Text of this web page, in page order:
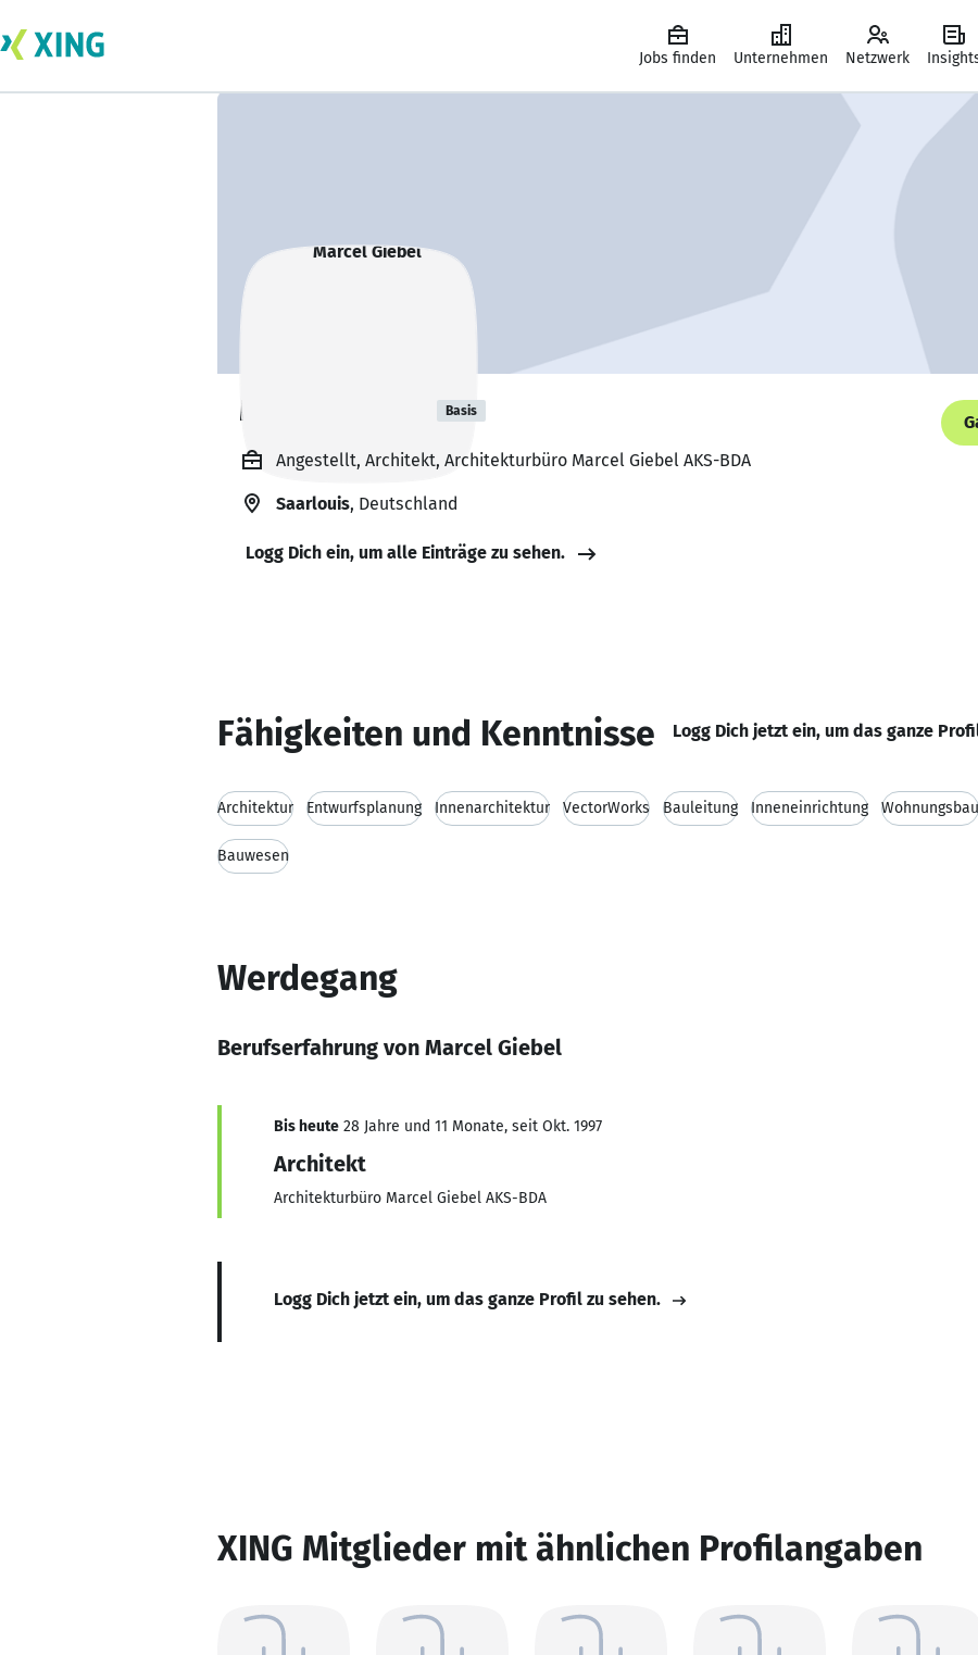
Jobs finden Unternehmen Netzwerk
Marcel Giebel Basis
Angestellt, Architekt, Architekturbüro Marcel Giebel AKS-BDA
Saarlouis, Deutschland
Logg Dich ein, um alle Einträge zu sehen.
Fähigkeiten und Kenntnisse Logg Dich jetzt ein, um das ganze
Architektur Entwurfsplanung Innenarchitektur VectorWorks Bauleitung Inneneinrichtung Wohnungsbau
Bauwesen
Werdegang
Berufserfahrung von Marcel Giebel
Bis heute 28 Jahre und 11 Monate, seit Okt. 1997
Architekt
Architekturbüro Marcel Giebel AKS-BDA
Logg Dich jetzt ein, um das ganze Profil zu sehen.
XING Mitglieder mit ähnlichen Profilangaben